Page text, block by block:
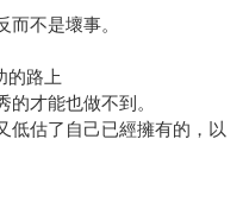
不是壞事。
的路上
才能也做不到。
低估了自己已經擁有的，以